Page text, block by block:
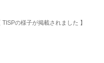
TISPの様子が掲載されました 】